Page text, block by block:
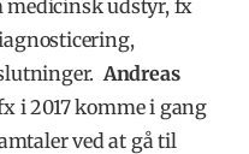
medicinsk udstyr, fx
Andreas
i 2017 komme i gang
ved at gå til